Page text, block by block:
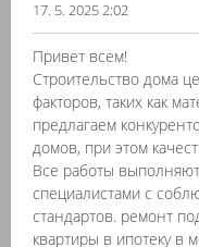
17. 5. 2025 2:02
Привет всем!
Строительство дома
факторов, таких как
предлагаем
домов, при этом
Все работы
специалистами с
стандартов. ремонт
квартиры в ипотеку в